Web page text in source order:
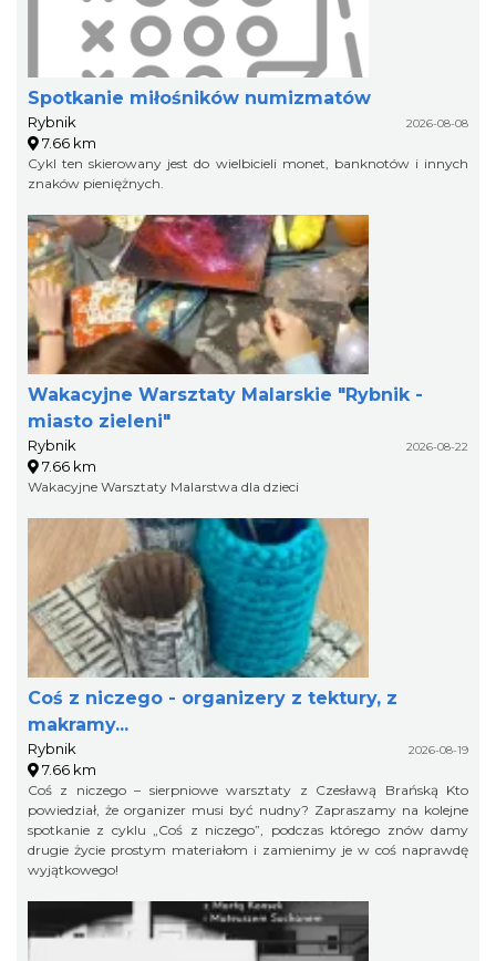
Spotkanie miłośników numizmatów
Rybnik 2026-08-08
7.66 km
Cykl ten skierowany jest do wielbicieli monet, banknotów i innych
znaków pieniężnych.
Wakacyjne Warsztaty Malarskie "Rybnik -
miasto zieleni"
Rybnik 2026-08-22
7.66 km
Wakacyjne Warsztaty Malarstwa dla dzieci
Coś z niczego - organizery z tektury, z
makramy...
Rybnik 2026-08-19
7.66 km
Coś z niczego – sierpniowe warsztaty z Czesławą Brańską Kto
powiedział, że organizer musi być nudny? Zapraszamy na kolejne
spotkanie z cyklu „Coś z niczego”, podczas którego znów damy
drugie życie prostym materiałom i zamienimy je w coś naprawdę
wyjątkowego!